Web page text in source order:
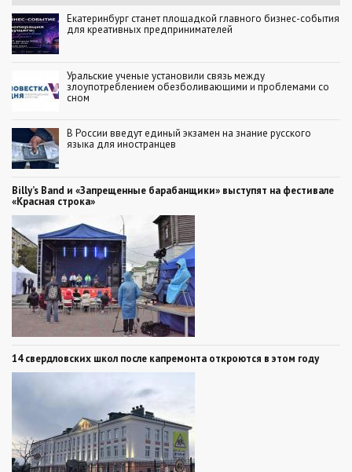
Екатеринбург станет площадкой главного бизнес-события
для креативных предпринимателей
Уральские ученые установили связь между
злоупотреблением обезболивающими и проблемами со
сном
В России введут единый экзамен на знание русского
языка для иностранцев
Billy’s Band и «Запрещенные барабанщики» выступят на фестивале
«Красная строка»
14 свердловских школ после капремонта откроются в этом году